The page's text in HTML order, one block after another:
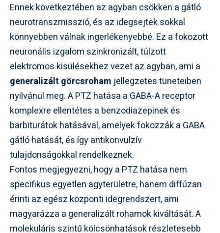
Ennek következtében az agyban csökken a gátló
neurotranszmisszió, és az idegsejtek sokkal
könnyebben válnak ingerlékenyebbé. Ez a fokozott
neuronális izgalom szinkronizált, túlzott
elektromos kisülésekhez vezet az agyban, ami a
generalizált görcsroham jellegzetes tüneteiben
nyilvánul meg. A PTZ hatása a GABA-A receptor
komplexre ellentétes a benzodiazepinek és
barbiturátok hatásával, amelyek fokozzák a GABA
gátló hatását, és így antikonvulzív
tulajdonságokkal rendelkeznek.
Fontos megjegyezni, hogy a PTZ hatása nem
specifikus egyetlen agyterületre, hanem diffúzan
érinti az egész központi idegrendszert, ami
magyarázza a generalizált rohamok kiváltását. A
molekuláris szintű kölcsönhatások részletesebb